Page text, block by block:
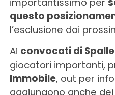
questo
l’esclusione dai
Ai convocati di
giocatori importanti,
Immobile, out per
aggiungono anche